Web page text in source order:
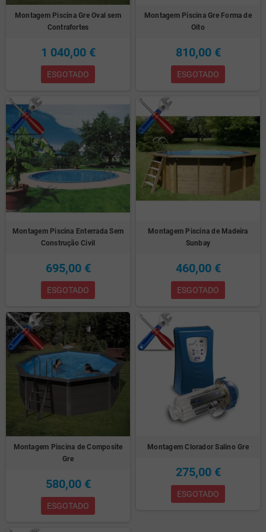
Montagem Piscina Gre Oval sem
Contrafortes
1 040,00 €
ESGOTADO
Montagem Piscina Gre Forma de
Oito
810,00 €
ESGOTADO
Montagem Piscina Enterrada Sem
Construção Civil
695,00 €
ESGOTADO
Montagem Piscina de Madeira
Sunbay
460,00 €
ESGOTADO
Montagem Piscina de Composite
Gre
580,00 €
ESGOTADO
Montagem Clorador Salino Gre
275,00 €
ESGOTADO